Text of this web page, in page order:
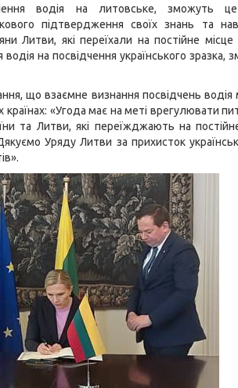
водія на литовське, зможуть
підтвердження своїх знань та
Литви, які переїхали на постійне
на посвідчення українського зразка,
що взаємне визнання посвідчень водія
«Угода має на меті врегулювати
та Литви, які переїжджають на
Уряду Литви за прихисток